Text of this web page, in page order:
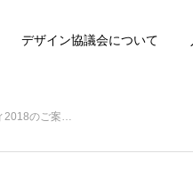
デザイン協議会について
2018のご案…